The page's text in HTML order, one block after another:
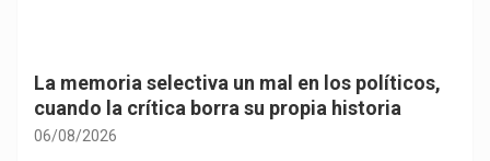
La memoria selectiva un mal en los políticos,
cuando la crítica borra su propia historia
06/08/2026